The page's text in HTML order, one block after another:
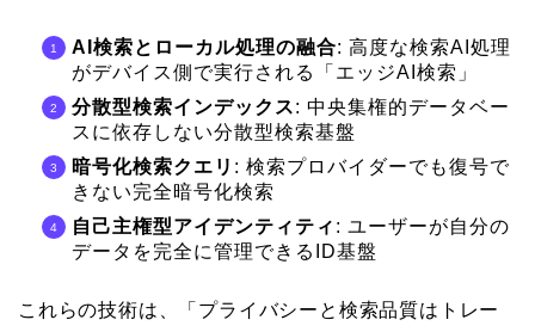
AI検索とローカル処理の融合: 高度な検索AI処理
がデバイス側で実行される「エッジAI検索」
分散型検索インデックス: 中央集権的データベー
スに依存しない分散型検索基盤
暗号化検索クエリ : 検索プロバイダーでも復号で
きない完全暗号化検索
自己主権型アイデンティティ : ユーザーが自分の
データを完全に管理できるID基盤
これらの技術は、「プライバシーと検索品質はトレー